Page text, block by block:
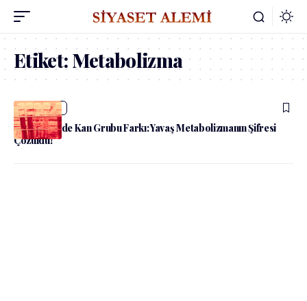
Etiket:Metabolizma
admin Sağlık
Kilo Vermede Kan Grubu Farkı: Yavaş Metabolizmanın Şifresi
Çözüldü!